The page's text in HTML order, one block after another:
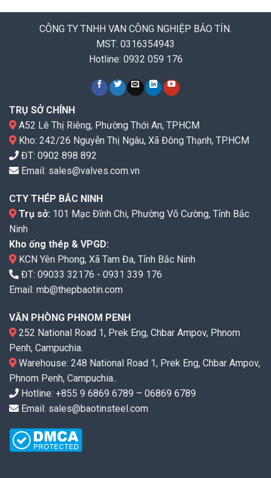
CÔNG TY TNHH VAN CÔNG NGHIỆP BẢO TÍN.
MST: 0316354943
Hotline: 0932 059 176
TRỤ SỞ CHÍNH
A52 Lê Thị Riêng, Phường Thới An, TPHCM
Kho: 242/26 Nguyễn Thị Ngâu, Xã Đông Thạnh, TP.HCM
ĐT: 0902 898 892
Email: sales@valves.com.vn
CTY THÉP BẮC NINH
Trụ sở: 101 Mạc Đĩnh Chi, Phường Võ Cường, Tỉnh Bắc
Ninh
Kho ống thép & VPGD:
KCN Yên Phong, Xã Tam Đa, Tỉnh Bắc Ninh
ĐT: 09033 32176 - 0931 339 176
Email: mb@thepbaotin.com
VĂN PHÒNG PHNOM PENH
252 National Road 1, Prek Eng, Chbar Ampov, Phnom
Penh, Campuchia.
Warehouse: 248 National Road 1, Prek Eng, Chbar Ampov,
Phnom Penh, Campuchia..
Hotline: +855 9 6869 6789 – 06869 6789
Email: sales@baotinsteel.com